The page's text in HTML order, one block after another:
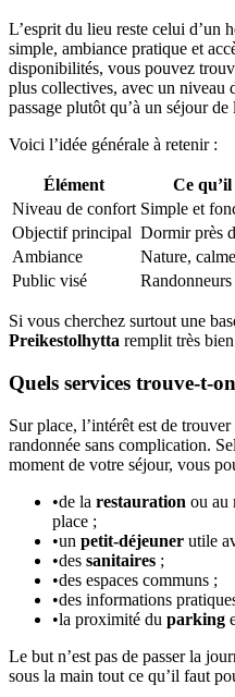
L’esprit du lieu reste celui d’un
simple, ambiance pratique et
disponibilités, vous pouvez
plus collectives, avec un niveau
passage plutôt qu’à un séjour de
Voici l’idée générale à retenir :
Élément
Ce
Niveau de confort Simple et
Objectif principal Dormir près
Ambiance
Nature,
Public visé
Si vous cherchez surtout une
Preikestolhytta remplit très
Quels services trouve-t-
Sur place, l’intérêt est de
randonnée sans complication.
moment de votre séjour, vous
•de la restauration ou au
place ;
•un petit-déjeuner utile
•des sanitaires ;
•des espaces communs ;
•des informations
•la proximité du parking
Le but n’est pas de passer la
sous la main tout ce qu’il faut